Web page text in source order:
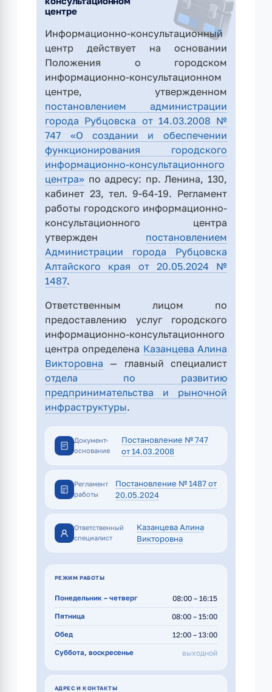
центре
Информационно-консультационный
центр действует на основании
Положения о городском
информационно-консультационном
центре, утвержденном
постановлением администрации
города Рубцовска от 14.03.2008 №
747 «О создании и обеспечении
функционирования городского
информационно-консультационного
центра» по адресу: пр. Ленина, 130,
кабинет 23, тел. 9-64-19. Регламент
работы городского информационно-
консультационного центра
утвержден постановлением
Администрации города Рубцовска
Алтайского края от 20.05.2024 №
1487.
Ответственным лицом по
предоставлению услуг городского
информационно-консультационного
центра определена Казанцева Алина
Викторовна — главный специалист
отдела по развитию
предпринимательства и рыночной
инфраструктуры.
Документ-
основание
Постановление № 747
от 14.03.2008
Регламент
работы
Постановление № 1487 от
20.05.2024
Ответственный
специалист
Казанцева Алина
Викторовна
РЕЖИМ РАБОТЫ
Понедельник – четверг 08:00 – 16:15
Пятница 08:00 – 15:00
Обед 12:00 – 13:00
Суббота, воскресенье выходной
АДРЕС И КОНТАКТЫ